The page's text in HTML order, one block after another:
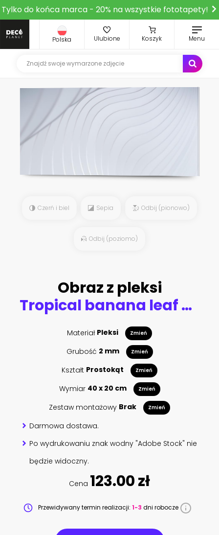
Tylko do końca marca - 20% na wszystkie fototapety!
Polska Ulubione Koszyk Menu
Czerń i biel Sepia Odbij (pionowo)
Odbij (poziomo)
Obraz z pleksi
Tropical banana leaf background, Luxury nature pattern design, banana leaf line arts wallpaper, Hand drawn outline design for fabric , print, cover, banner and invitation, Vector illustration.
Materiał Pleksi Zmień
Grubość 2 mm Zmień
Kształt Prostokąt Zmień
Wymiar 40 x 20 cm Zmień
Zestaw montażowy Brak Zmień
Darmowa dostawa.
Po wydrukowaniu znak wodny "Adobe Stock" nie
będzie widoczny.
Cena 123.00 zł
Przewidywany termin realizacji: 1-3 dni robocze